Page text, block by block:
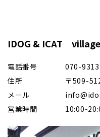
IDOG & ICAT village
電話番号
070-
住所
〒509-
メール
営業時間
10:00-